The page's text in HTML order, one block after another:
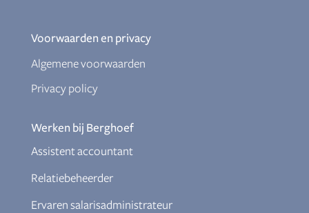
Voorwaarden en privacy
Algemene voorwaarden
Privacy policy
Werken bij Berghoef
Assistent accountant
Relatiebeheerder
Ervaren salarisadministrateur